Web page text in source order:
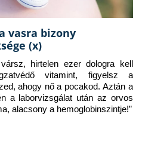
vasra bizony
(x)
hirtelen ezer dologra kell
vitamint, figyelsz a
ahogy nő a pocakod. Aztán a
a laborvizsgálat után az orvos
alacsony a hemoglobinszintje!”